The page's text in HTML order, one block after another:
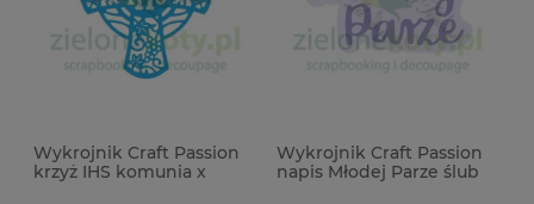
Wykrojnik Craft Passion
krzyż IHS komunia x
Wykrojnik Craft Passion
napis Młodej Parze ślub